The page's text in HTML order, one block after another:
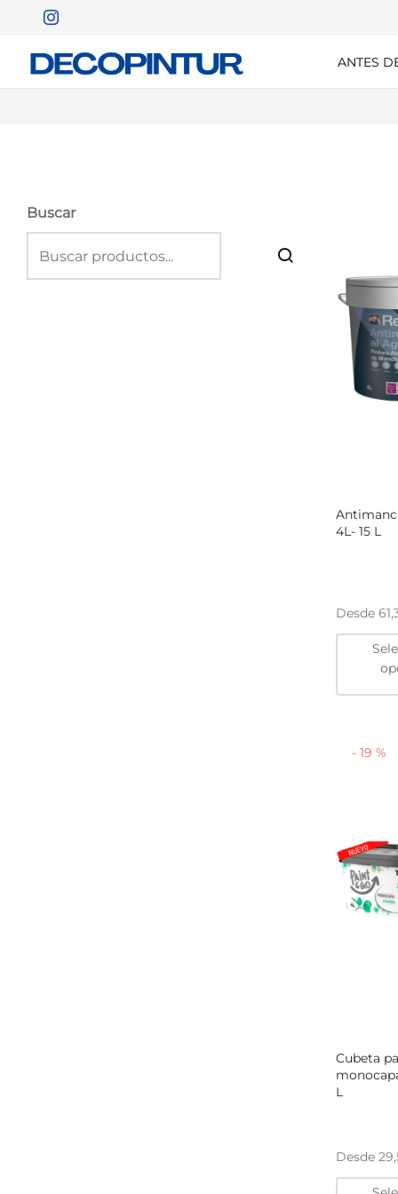
ANTES
Buscar
4L- 15 L
Desde
- 19 %
Cubeta
L
Desde